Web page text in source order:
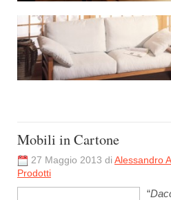
Mobili in Cartone
27 Maggio 2013 di Alessandro
Prodotti
“